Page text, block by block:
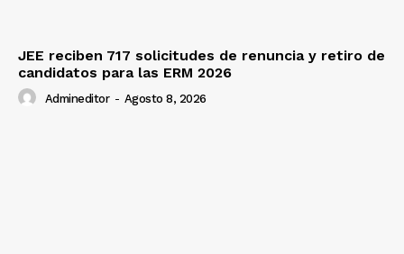
JEE reciben 717 solicitudes de renuncia y retiro de
candidatos para las ERM 2026
Admineditor - Agosto 8, 2026